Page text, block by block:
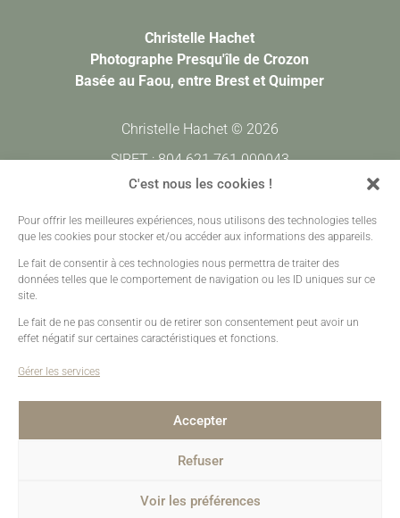
C'est nous les cookies !
Pour offrir les meilleures expériences, nous utilisons des technologies telles
que les cookies pour stocker et/ou accéder aux informations des appareils.
Le fait de consentir à ces technologies nous permettra de traiter des
données telles que le comportement de navigation ou les ID uniques sur ce
site.
Le fait de ne pas consentir ou de retirer son consentement peut avoir un
effet négatif sur certaines caractéristiques et fonctions.
Gérer les services
Accepter
Refuser
Voir les préférences
Christelle Hachet
Photographe Presqu'île de Crozon
Basée au Faou, entre Brest et Quimper
Christelle Hachet © 2026
SIRET : 804 621 761 000043
CODE APE : 7420Z
Prestations •Galeries Clients •
Contact